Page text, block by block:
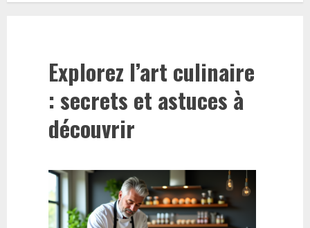
Explorez l’art culinaire
: secrets et astuces à
découvrir